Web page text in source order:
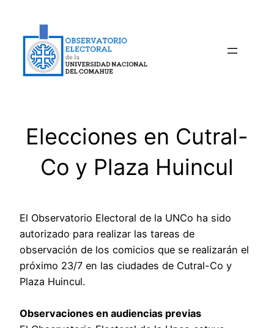
contenido
Elecciones en Cutral-
Co y Plaza Huincul
El Observatorio Electoral de la UNCo ha sido
autorizado para realizar las tareas de
observación de los comicios que se realizarán el
próximo 23/7 en las ciudades de Cutral-Co y
Plaza Huincul.
Observaciones en audiencias previas